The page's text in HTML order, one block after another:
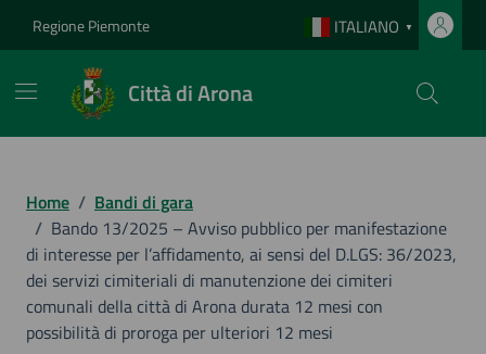
Regione Piemonte ITALIANO ▼
Città di Arona
Home / Bandi di gara
/ Bando 13/2025 – Avviso pubblico per manifestazione
di interesse per l’affidamento, ai sensi del D.LGS: 36/2023,
dei servizi cimiteriali di manutenzione dei cimiteri
comunali della città di Arona durata 12 mesi con
possibilità di proroga per ulteriori 12 mesi